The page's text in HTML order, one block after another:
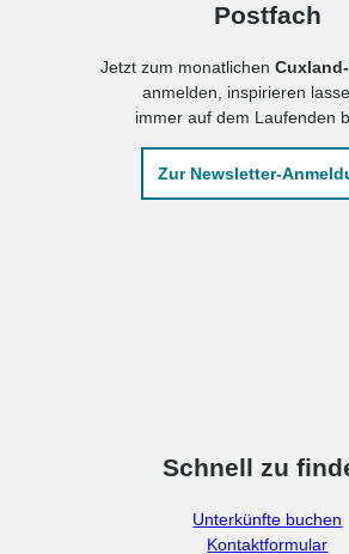
Postfach
Jetzt zum monatlichen
anmelden, inspirieren
immer auf dem Laufenden
Zur Newsletter-
Schnell zu
Unterkünfte buchen
Kontaktformular